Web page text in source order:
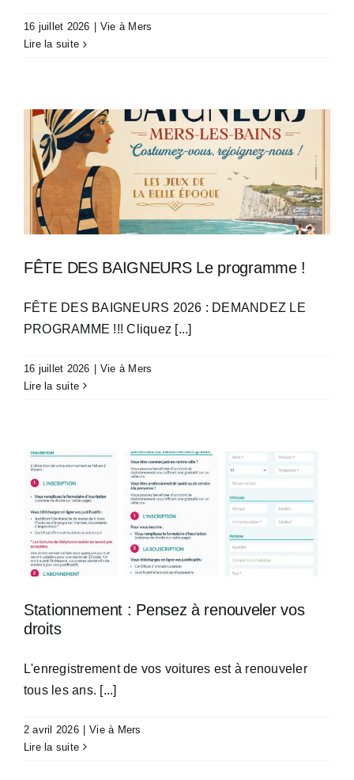
16 juillet 2026
Vie à Mers
Lire la suite
FÊTE DES BAIGNEURS Le programme !
FÊTE DES BAIGNEURS 2026 : DEMANDEZ LE
PROGRAMME !!! Cliquez [...]
16 juillet 2026
Vie à Mers
Lire la suite
Stationnement : Pensez à renouveler vos
droits
L'enregistrement de vos voitures est à renouveler
tous les ans. [...]
2 avril 2026 | Vie à Mers
Lire la suite